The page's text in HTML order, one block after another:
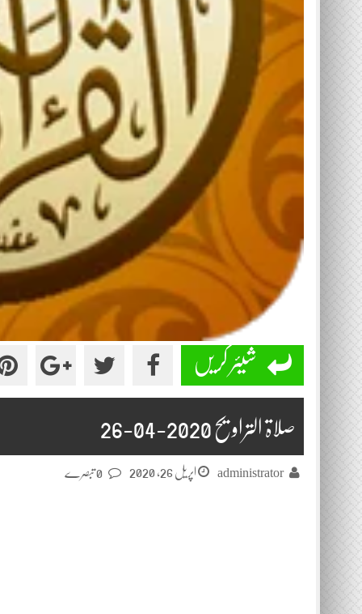
شیئر کریں
صلاۃ التراویح 2020-04-26
administrator اپریل 26, 2020